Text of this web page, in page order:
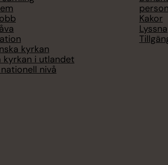
kyrkan
kyrkan i utlandet
nivå
Kakor
Lyssna